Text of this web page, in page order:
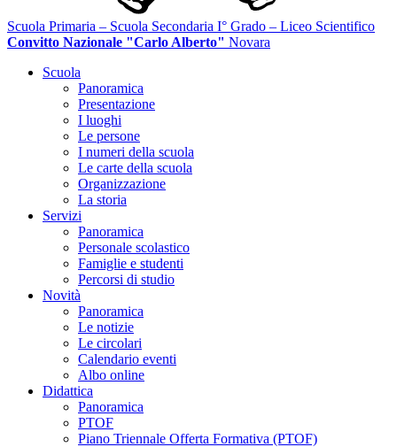
Scuola Primaria – Scuola Secondaria I° Grado – Liceo Scientifico
Convitto Nazionale "Carlo Alberto" Novara
Scuola
Panoramica
Presentazione
I luoghi
Le persone
I numeri della scuola
Le carte della scuola
Organizzazione
La storia
Servizi
Panoramica
Personale scolastico
Famiglie e studenti
Percorsi di studio
Novità
Panoramica
Le notizie
Le circolari
Calendario eventi
Albo online
Didattica
Panoramica
PTOF
Piano Triennale Offerta Formativa (PTOF)